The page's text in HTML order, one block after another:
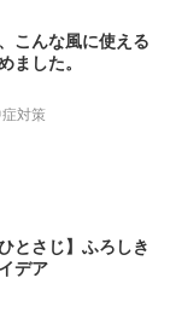
こんな風に使える
ました。
対策
とさじ】ふろしき
デア